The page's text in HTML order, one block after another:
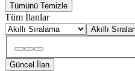
Tümünü Temizle
Tüm İlanlar
Akıllı
Güncel İlan